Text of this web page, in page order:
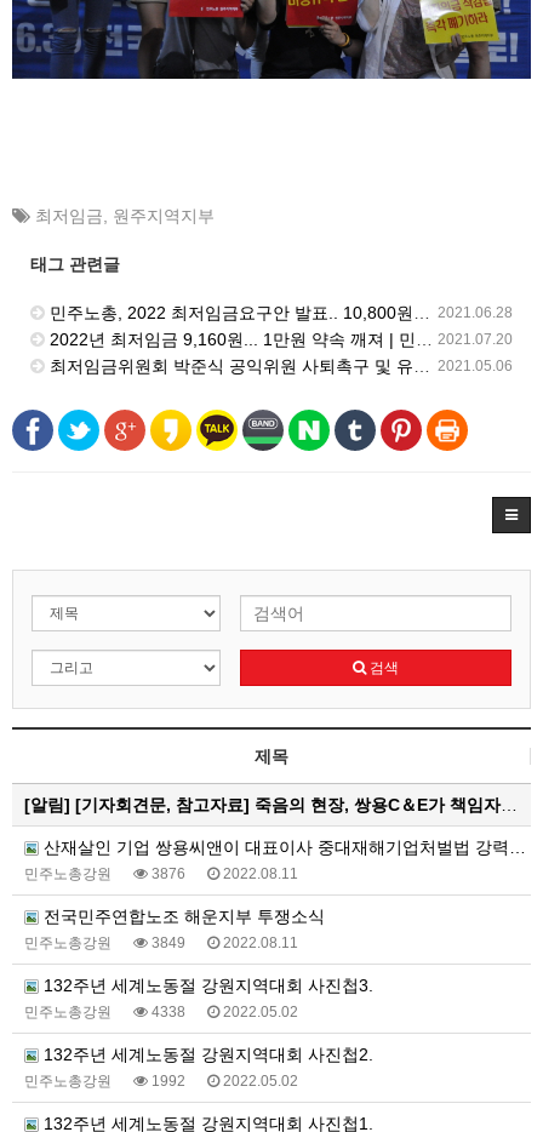
최저임금 원주지역지부
태그 관련글
2021.06.28
민주노총, 2022 최저임금요구안 발표.. 10,800원 | 민주노총 뉴스 | 2021.6.25
2021.07.20
2022년 최저임금 9,160원... 1만원 약속 깨져 | 민주노총 뉴스 | 2021.7.16
2021.05.06
최저임금위원회 박준식 공익위원 사퇴촉구 및 유임반대 기자회견 진행
검색
제목
[알림] [기자회견문, 참고자료] 죽음의 현장, 쌍용C＆E가 책임자다! 중대재해기업처벌법으로 처벌하고 특별근로감독 즉…
산재살인 기업 쌍용씨앤이 대표이사 중대재해기업처벌법 강력처벌 촉구 피켓티선전전 진행 중
민주노총강원 3876 2022.08.11
전국민주연합노조 해운지부 투쟁소식
민주노총강원 3849 2022.08.11
132주년 세계노동절 강원지역대회 사진첩3.
민주노총강원 4338 2022.05.02
132주년 세계노동절 강원지역대회 사진첩2.
민주노총강원 1992 2022.05.02
132주년 세계노동절 강원지역대회 사진첩1.